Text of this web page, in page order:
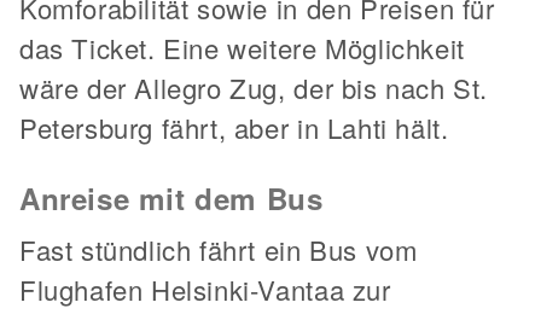
Komforabilität sowie in den Preisen für
das Ticket. Eine weitere Möglichkeit
wäre der Allegro Zug, der bis nach St.
Petersburg fährt, aber in Lahti hält.
Anreise mit dem Bus
Fast stündlich fährt ein Bus vom
Flughafen Helsinki-Vantaa zur